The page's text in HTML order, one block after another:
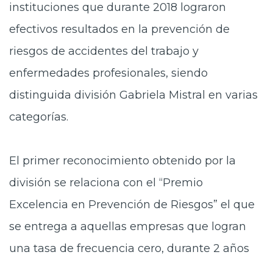
instituciones que durante 2018 lograron
efectivos resultados en la prevención de
riesgos de accidentes del trabajo y
enfermedades profesionales, siendo
distinguida división Gabriela Mistral en varias
categorías.
El primer reconocimiento obtenido por la
división se relaciona con el “Premio
Excelencia en Prevención de Riesgos” el que
se entrega a aquellas empresas que logran
una tasa de frecuencia cero, durante 2 años